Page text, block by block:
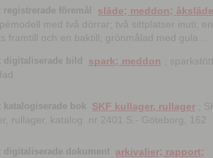
registrerade föremål
släde; meddon; åksläde
med två dörrar; två sittplatser inuti; en
framtill och en baktill; grönmålad med gula ...
digitaliserade bild spark; meddon ;
katalogiserade bok SKF kullager, rullager ;
rullager, katalog. nr 2401 S.- Göteborg, 162
digitaliserade dokument arkivalier; rapport;